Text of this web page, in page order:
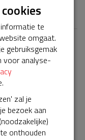
te
omgaat.
gebruiksgemak
voor analyse-
zal je
bezoek aan
onthouden